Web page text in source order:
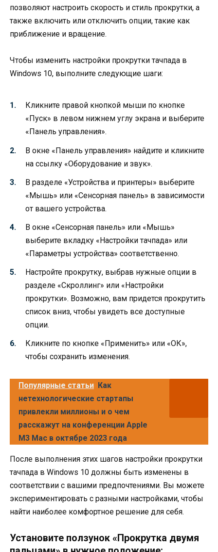
позволяют настроить скорость и стиль прокрутки, а
также включить или отключить опции, такие как
приближение и вращение.
Чтобы изменить настройки прокрутки тачпада в
Windows 10, выполните следующие шаги:
Кликните правой кнопкой мыши по кнопке
«Пуск» в левом нижнем углу экрана и выберите
«Панель управления».
В окне «Панель управления» найдите и кликните
на ссылку «Оборудование и звук».
В разделе «Устройства и принтеры» выберите
«Мышь» или «Сенсорная панель» в зависимости
от вашего устройства.
В окне «Сенсорная панель» или «Мышь»
выберите вкладку «Настройки тачпада» или
«Параметры устройства» соответственно.
Настройте прокрутку, выбрав нужные опции в
разделе «Скроллинг» или «Настройки
прокрутки». Возможно, вам придется прокрутить
список вниз, чтобы увидеть все доступные
опции.
Кликните по кнопке «Применить» или «ОК»,
чтобы сохранить изменения.
Популярные статьи Как
нетехнологические стартапы
привлекли миллионы и о чем
расскажут на конференции Apple
M3 Mac в октябре 2023 года
После выполнения этих шагов настройки прокрутки
тачпада в Windows 10 должны быть изменены в
соответствии с вашими предпочтениями. Вы можете
экспериментировать с разными настройками, чтобы
найти наиболее комфортное решение для себя.
Установите ползунок «Прокрутка двумя